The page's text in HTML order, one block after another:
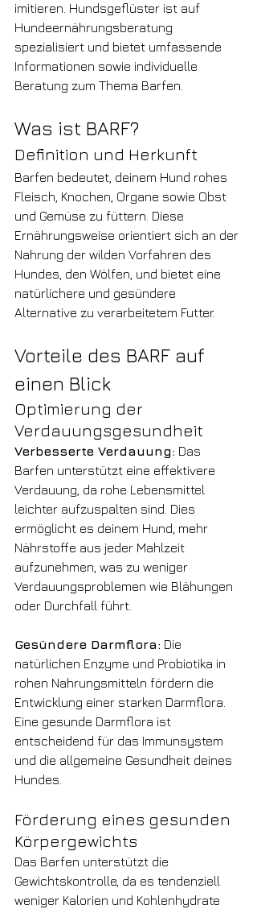
imitieren. Hundsgeflüster ist auf
Hundeernährungsberatung
spezialisiert und bietet umfassende
Informationen sowie individuelle
Beratung zum Thema Barfen.
Was ist BARF?
Definition und Herkunft
Barfen bedeutet, deinem Hund rohes
Fleisch, Knochen, Organe sowie Obst
und Gemüse zu füttern. Diese
Ernährungsweise orientiert sich an der
Nahrung der wilden Vorfahren des
Hundes, den Wölfen, und bietet eine
natürlichere und gesündere
Alternative zu verarbeitetem Futter.
Vorteile des BARF auf
einen Blick
Optimierung der
Verdauungsgesundheit
Verbesserte Verdauung: Das
Barfen unterstützt eine effektivere
Verdauung, da rohe Lebensmittel
leichter aufzuspalten sind. Dies
ermöglicht es deinem Hund, mehr
Nährstoffe aus jeder Mahlzeit
aufzunehmen, was zu weniger
Verdauungsproblemen wie Blähungen
oder Durchfall führt.
Gesündere Darmflora: Die
natürlichen Enzyme und Probiotika in
rohen Nahrungsmitteln fördern die
Entwicklung einer starken Darmflora.
Eine gesunde Darmflora ist
entscheidend für das Immunsystem
und die allgemeine Gesundheit deines
Hundes.
Förderung eines gesunden
Körpergewichts
Das Barfen unterstützt die
Gewichtskontrolle, da es tendenziell
weniger Kalorien und Kohlenhydrate